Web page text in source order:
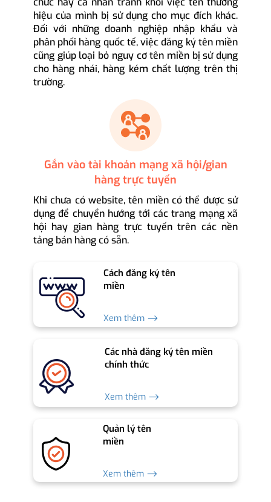
hiệu của mình bị sử dụng cho mục đích khác.
Đối với những doanh nghiệp nhập khẩu và
phân phối hàng quốc tế, việc đăng ký tên miền
cũng giúp loại bỏ nguy cơ tên miền bị sử dụng
cho hàng nhái, hàng kém chất lượng trên thị
trường.
Gắn vào tài khoản mạng xã hội/gian
hàng trực tuyến
Khi chưa có website, tên miền có thể được sử
dụng để chuyển hướng tới các trang mạng xã
hội hay gian hàng trực tuyến trên các nền
tảng bán hàng có sẵn.
Cách đăng ký tên
miền
Xem thêm ⟶
Các nhà đăng ký tên miền
chính thức
Xem thêm ⟶
Quản lý tên
miền
Xem thêm ⟶